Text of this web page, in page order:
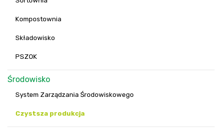
Kompostownia
Składowisko
PSZOK
Środowisko
System Zarządzania Środowiskowego
Czystsza produkcja